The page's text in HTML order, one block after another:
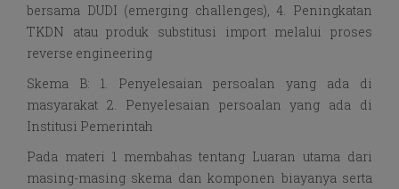
bersama DUDI (emerging challenges), 4. Peningkatan
TKDN atau produk substitusi import melalui proses
reverse engineering
Skema B: 1. Penyelesaian persoalan yang ada di
masyarakat 2. Penyelesaian persoalan yang ada di
Institusi Pemerintah
Pada materi 1 membahas tentang Luaran utama dari
masing-masing skema dan komponen biayanya serta